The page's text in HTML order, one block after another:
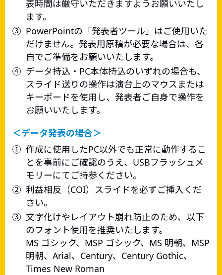
表時間は厳守いただきますようお願いいたし
ます。
③ PowerPointの「発表者ツール」はご使用いた
だけません。発表用原稿が必要な場合は、各
自でご準備をお願いいたします。
④ データ持込・PC本体持込のいずれの場合も、
スライド送りの操作は演台上のマウスまたは
キーボードを使用し、発表者ご自身で操作を
お願いいたします。
＜データ発表の場合＞
① 作成に使用したPC以外でも正常に動作するこ
とを事前にご確認のうえ、USBフラッシュメ
モリーにてご持参ください。
② 利益相反（COI）スライドを必ずご挿入くだ
さい。
③ 文字化けやレイアウト崩れ防止のため、以下
のフォント使用を推奨いたします。
MS ゴシック、MSP ゴシック、MS 明朝、MSP
明朝、Arial、Century、Century Gothic、
Times New Roman